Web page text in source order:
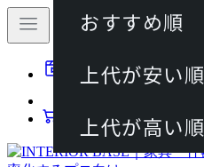
動画マニュアル
カート
おすすめ順
上代が安い順
上代が高い順